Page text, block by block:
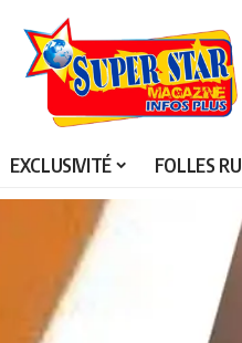
EXCLUSIVITÉ FOLLES